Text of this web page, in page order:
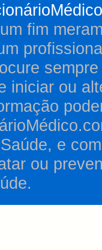
fim
iniciar ou
e
ou